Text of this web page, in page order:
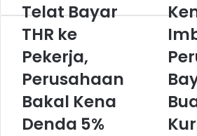
Telat
THR
ke
Pekerja,
Perusahaan
Bakal
Kena
Denda
Telat Bayar
THR ke
Pekerja,
Perusahaan
Bakal Kena
Denda 5%
Bayar
THR
Buat
Ojol
dan
Kurir